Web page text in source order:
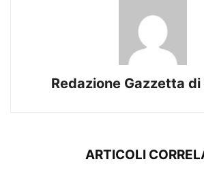
Redazione Gazzetta di
ARTICOLI